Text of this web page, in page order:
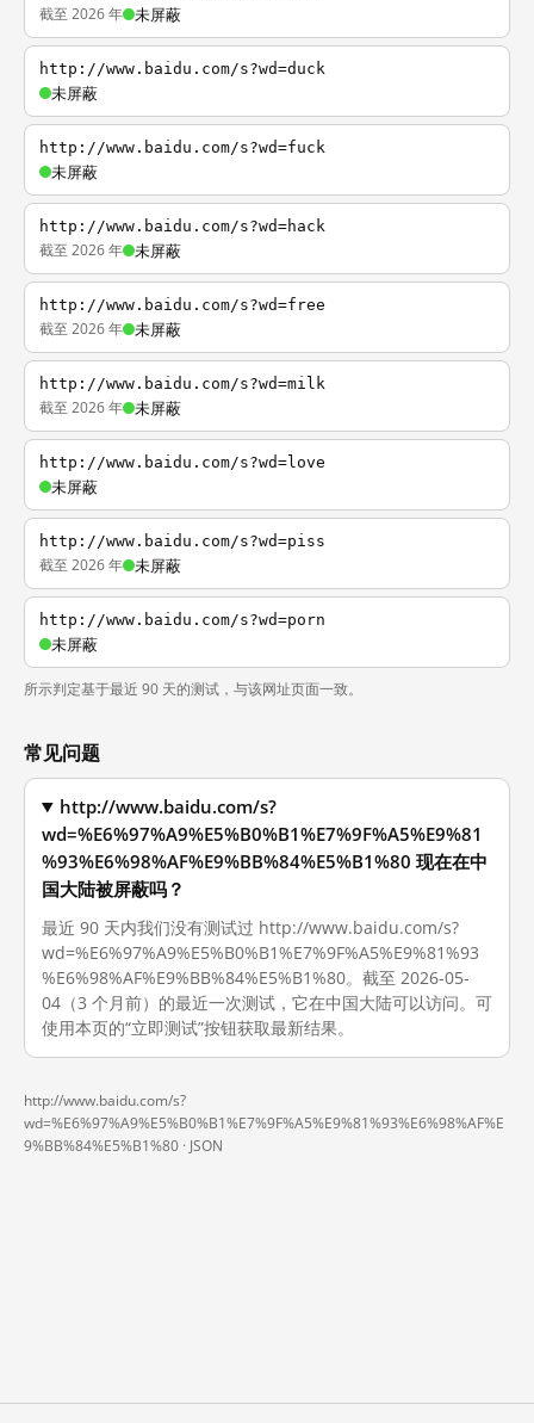
截至 2026 年 未屏蔽
http://www.baidu.com/s?wd=duck
未屏蔽
http://www.baidu.com/s?wd=fuck
未屏蔽
http://www.baidu.com/s?wd=hack
截至 2026 年 未屏蔽
http://www.baidu.com/s?wd=free
截至 2026 年 未屏蔽
http://www.baidu.com/s?wd=milk
截至 2026 年 未屏蔽
http://www.baidu.com/s?wd=love
未屏蔽
http://www.baidu.com/s?wd=piss
截至 2026 年 未屏蔽
http://www.baidu.com/s?wd=porn
未屏蔽
所示判定基于最近 90 天的测试，与该网址页面一致。
常见问题
http://www.baidu.com/s?
wd=%E6%97%A9%E5%B0%B1%E7%9F%A5%E9%81
%93%E6%98%AF%E9%BB%84%E5%B1%80 现在在中
国大陆被屏蔽吗？
最近 90 天内我们没有测试过 http://www.baidu.com/s?
wd=%E6%97%A9%E5%B0%B1%E7%9F%A5%E9%81%93
%E6%98%AF%E9%BB%84%E5%B1%80。截至 2026-05-
04（3 个月前）的最近一次测试，它在中国大陆可以访问。可
使用本页的“立即测试”按钮获取最新结果。
http://www.baidu.com/s?
wd=%E6%97%A9%E5%B0%B1%E7%9F%A5%E9%81%93%E6%98%AF%E
9%BB%84%E5%B1%80 · JSON